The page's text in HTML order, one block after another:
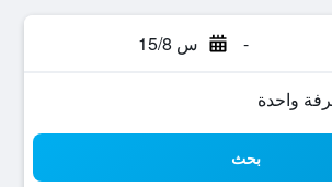
- س 15/8
بحث